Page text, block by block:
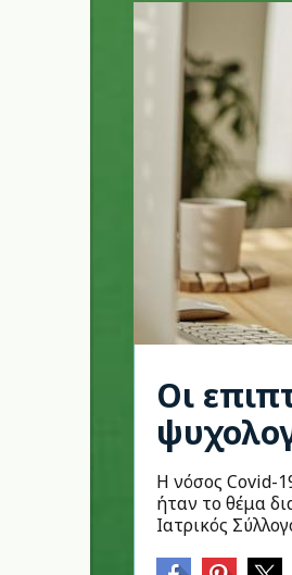
Οι
Η νόσος Covid-
ήταν το θέμα
Ιατρικός